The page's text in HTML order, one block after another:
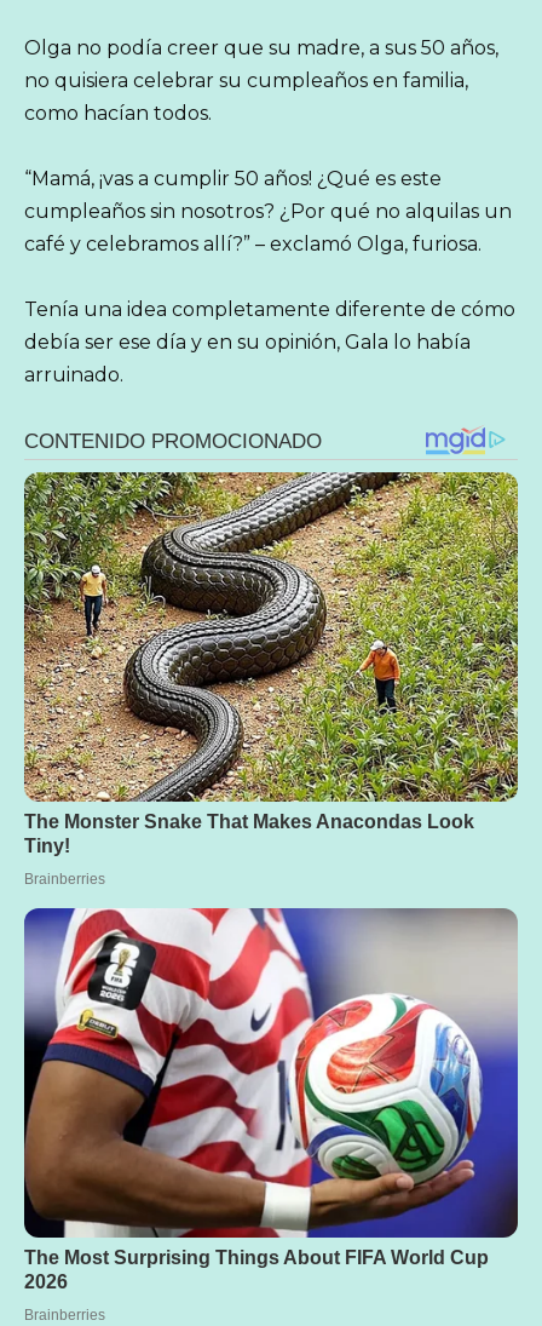
Olga no podía creer que su madre, a sus 50 años,
no quisiera celebrar su cumpleaños en familia,
como hacían todos.
“Mamá, ¡vas a cumplir 50 años! ¿Qué es este
cumpleaños sin nosotros? ¿Por qué no alquilas un
café y celebramos allí?” – exclamó Olga, furiosa.
Tenía una idea completamente diferente de cómo
debía ser ese día y en su opinión, Gala lo había
arruinado.